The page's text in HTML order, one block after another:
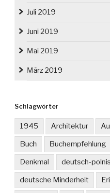
Juli 2019
Juni 2019
Mai 2019
März 2019
Schlagwörter
1945 Architektur
Buch Buchempfehlung
Denkmal deutsch-
deutsche Minderheit